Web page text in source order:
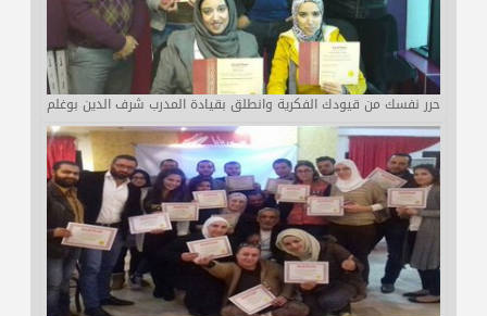
حرر نفسك من قيودك الفكرية وانطلق بقيادة المدرب شرف الدين بوغلم